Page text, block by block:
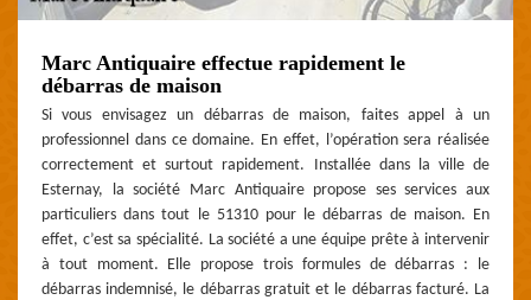
Marc Antiquaire effectue rapidement le
débarras de maison
Si vous envisagez un débarras de maison, faites appel à un
professionnel dans ce domaine. En effet, l’opération sera réalisée
correctement et surtout rapidement. Installée dans la ville de
Esternay, la société Marc Antiquaire propose ses services aux
particuliers dans tout le 51310 pour le débarras de maison. En
effet, c’est sa spécialité. La société a une équipe prête à intervenir
à tout moment. Elle propose trois formules de débarras : le
débarras indemnisé, le débarras gratuit et le débarras facturé. La